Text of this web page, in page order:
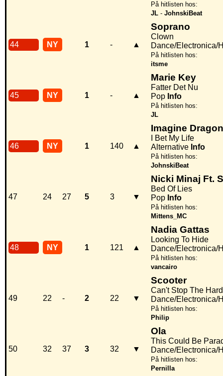
På hitlisten hos:
JL - JohnskiBeat
44 NY 1 - ▲
Soprano
Clown
Dance/Electronica/
På hitlisten hos:
itsme
45 NY 1 - ▲
Marie Key
Fatter Det Nu
Pop Info
På hitlisten hos:
JL
46 NY 1 140 ▲
Imagine
I Bet My Life
Alternative Info
På hitlisten hos:
JohnskiBeat
47 24 27 5 3 ▼
Nicki Minaj Ft.
Bed Of Lies
Pop Info
På hitlisten hos:
Mittens_MC
48 NY 1 121 ▲
Nadia Gattas
Looking To Hide
Dance/Electronica/
På hitlisten hos:
vancairo
49 22 - 2 22 ▼
Scooter
Can't Stop The
Dance/Electronica/
På hitlisten hos:
Philip
50 32 37 3 32 ▼
Ola
This Could Be
Dance/Electronica/
På hitlisten hos:
Pernilla